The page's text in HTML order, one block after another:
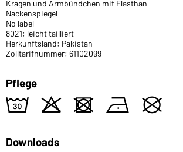
Kragen und Armbündchen mit Elasthan
Nackenspiegel
No label
8021: leicht tailliert
Herkunftsland: Pakistan
Zolltarifnummer: 61102099
Pflege
w o d n U
Downloads